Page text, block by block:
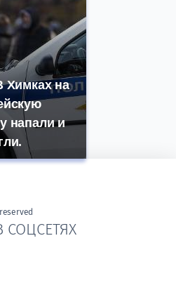
на
напали и
СОЦСЕТЯХ